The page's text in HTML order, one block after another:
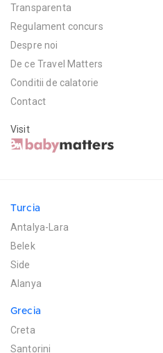
Transparenta
Regulament concurs
Despre noi
De ce Travel Matters
Conditii de calatorie
Contact
Visit
Turcia
Antalya-Lara
Belek
Side
Alanya
Grecia
Creta
Santorini